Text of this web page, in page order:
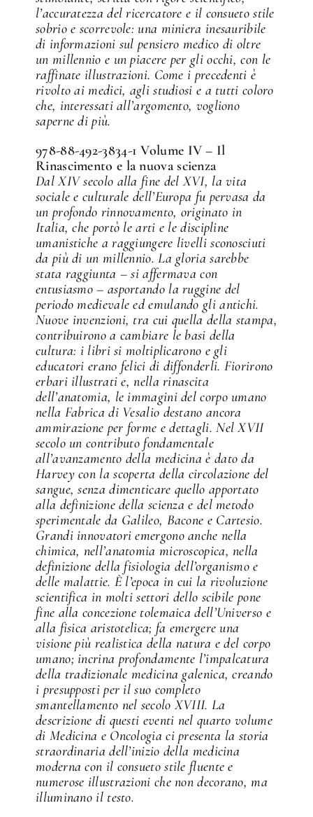
l’accuratezza del ricercatore e il consueto stile
sobrio e scorrevole: una miniera inesauribile
di informazioni sul pensiero medico di oltre
un millennio e un piacere per gli occhi, con le
raffinate illustrazioni. Come i precedenti è
rivolto ai medici, agli studiosi e a tutti coloro
che, interessati all’argomento, vogliono
saperne di più.
978-88-492-3834-1 Volume IV – Il
Rinascimento e la nuova scienza
Dal XIV secolo alla fine del XVI, la vita
sociale e culturale dell’Europa fu pervasa da
un profondo rinnovamento, originato in
Italia, che portò le arti e le discipline
umanistiche a raggiungere livelli sconosciuti
da più di un millennio. La gloria sarebbe
stata raggiunta – si affermava con
entusiasmo – asportando la ruggine del
periodo medievale ed emulando gli antichi.
Nuove invenzioni, tra cui quella della stampa,
contribuirono a cambiare le basi della
cultura: i libri si moltiplicarono e gli
educatori erano felici di diffonderli. Fiorirono
erbari illustrati e, nella rinascita
dell’anatomia, le immagini del corpo umano
nella Fabrica di Vesalio destano ancora
ammirazione per forme e dettagli. Nel XVII
secolo un contributo fondamentale
all’avanzamento della medicina è dato da
Harvey con la scoperta della circolazione del
sangue, senza dimenticare quello apportato
alla definizione della scienza e del metodo
sperimentale da Galileo, Bacone e Cartesio.
Grandi innovatori emergono anche nella
chimica, nell’anatomia microscopica, nella
definizione della fisiologia dell’organismo e
delle malattie. È l’epoca in cui la rivoluzione
scientifica in molti settori dello scibile pone
fine alla concezione tolemaica dell’Universo e
alla fisica aristotelica; fa emergere una
visione più realistica della natura e del corpo
umano; incrina profondamente l’impalcatura
della tradizionale medicina galenica, creando
i presupposti per il suo completo
smantellamento nel secolo XVIII. La
descrizione di questi eventi nel quarto volume
di Medicina e Oncologia ci presenta la storia
straordinaria dell’inizio della medicina
moderna con il consueto stile fluente e
numerose illustrazioni che non decorano, ma
illuminano il testo.